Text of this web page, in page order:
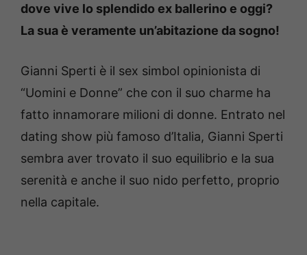
dove vive lo splendido ex ballerino e oggi?
La sua è veramente un’abitazione da sogno!
Gianni Sperti è il sex simbol opinionista di
“Uomini e Donne” che con il suo charme ha
fatto innamorare milioni di donne. Entrato nel
dating show più famoso d’Italia, Gianni Sperti
sembra aver trovato il suo equilibrio e la sua
serenità e anche il suo nido perfetto, proprio
nella capitale.